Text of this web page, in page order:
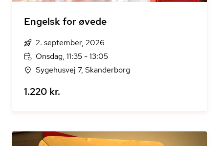
Engelsk for øvede
2. september, 2026
Onsdag, 11:35 - 13:05
Sygehusvej 7, Skanderborg
1.220 kr.